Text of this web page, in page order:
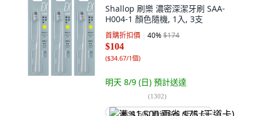
Shallop 刷樂 濃密深潔牙刷 SAA-
H004-1 顏色隨機, 1入, 3支
首購折扣價 40%$174
$104
($34.67/1個)
明天 8/9 (日) 預計送達
(1302)
满 $1,500 再省 $75 (王道卡)